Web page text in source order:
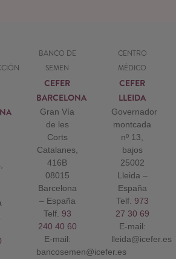
BANCO DE
SEMEN
CEFER
BARCELONA
Gran Vía
de les
Corts
Catalanes,
416B
08015
Barcelona
– España
Telf. 93
240 40 60
E-mail:
bancosemen@icefer.es
CENTRO
MÉDICO
CEFER
LLEIDA
Governador
montcada
nº 13,
bajos
25002
Lleida –
España
Telf. 973
27 30 69
E-mail:
lleida@icefer.es